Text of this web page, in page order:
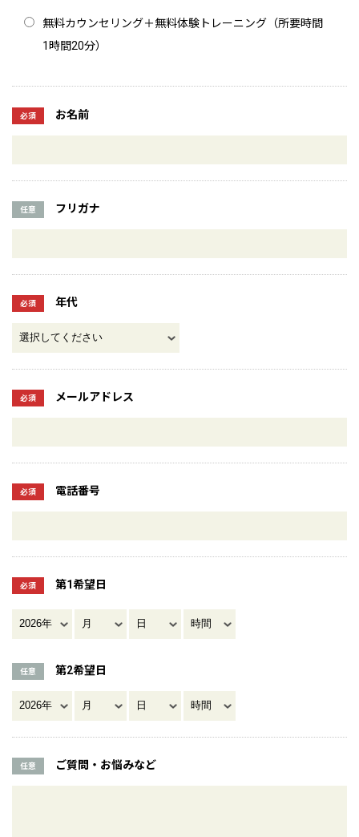
無料カウンセリング＋無料体験トレーニング（所要時間
1時間20分）
必須 お名前
任意 フリガナ
必須 年代
必須 メールアドレス
必須 電話番号
必須 第1希望日
任意 第2希望日
任意 ご質問・お悩みなど